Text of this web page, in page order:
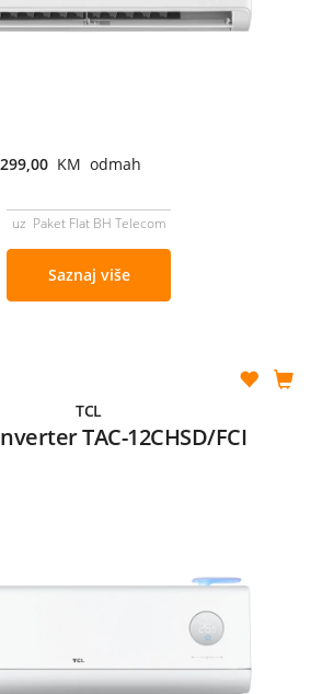
KM odmah
uz Paket Flat BH Telecom
Saznaj više
TCL
TAC-12CHSD/FCI